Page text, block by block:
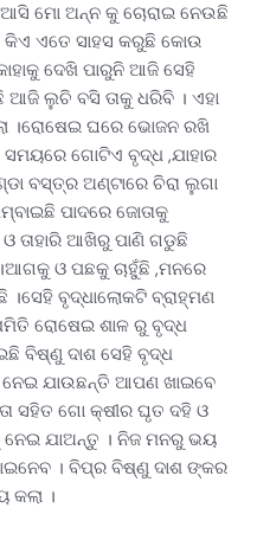
ମୋ ଅନ୍ନ କୁ ଚୋରାଇ ନେଉଛି
କିଏ ଏତେ ସାହସ କରୁଛି କୋଉ
ଦେଖି ପାରୁନି ଆଜି ସେହି
ଲୁଚି ବସି ତାକୁ ଧରିବି । ଏହା
।ରୋଷେଇ ଘରେ ଭୋଜନ ରଖି
ଗୋଟିଏ ବୃଦ୍ଧ ,ଯାହାର
ବସ୍ତ୍ର ଅଣ୍ଟାରେ ଚିରା ଲୁଗା
ପାଦରେ ଜୋତାକୁ
ତାହାରି ଆଖିରୁ ପାଣି ଗଡୁଛି
ଓ ପଛକୁ ଚାହୁଁଛି ,ମନରେ
ବୃଦ୍ଧାଲୋକଟି ବ୍ରାହ୍ମଣ
ରୋଷେଇ ଶାଳ ରୁ ବୃଦ୍ଧ
ବିଷ୍ଣୁ ଦାଶ ସେହି ବୃଦ୍ଧ
ନେଇ ଯାଉଛନ୍ତି ଆପଣ ଖାଇବେ
ସହିତ ଗୋ କ୍ଷୀର ଘୃତ ଦହି ଓ
ନେଇ ଯାଅନ୍ତୁ । ନିଜ ମନରୁ ଭୟ
। ବିପ୍ର ବିଷ୍ଣୁ ଦାଶ ଙ୍କର
।